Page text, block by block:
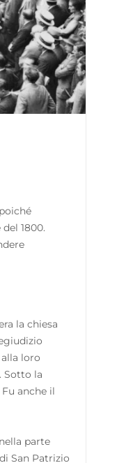
1800.
la chiesa
loro
Sotto la
anche il
parte
San Patrizio